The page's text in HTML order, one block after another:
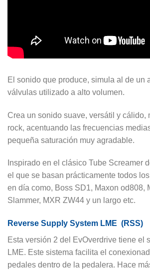
El sonido que produce, simula al de un
válvulas utilizado a alto volumen.
Crea un sonido suave, versátil y cálido,
rock, acentuando las frecuencias
pequeña saturación muy agradable.
Inspirado en el clásico Tube Screamer
el que se basan prácticamente todos
en día como, Boss SD1, Maxon od808,
Slammer, MXR ZW44 y un largo etc.
Reverse Supply System LME (RSS)
Esta versión 2 del EvOverdrive tiene el
LME. Este sistema facilita el
pedales dentro de la pedalera. Hace